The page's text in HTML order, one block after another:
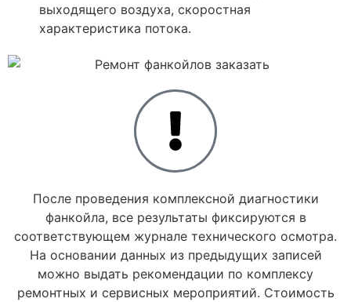
выходящего воздуха, скоростная
характеристика потока.
После проведения комплексной диагностики
фанкойла, все результаты фиксируются в
соответствующем журнале технического осмотра.
На основании данных из предыдущих записей
можно выдать рекомендации по комплексу
ремонтных и сервисных мероприятий. Стоимость